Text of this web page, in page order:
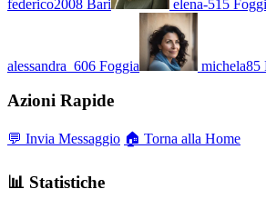
federico2008 Bari elena-515
alessandra_606 Foggia michela85
Azioni Rapide
💬 Invia Messaggio 🏠 Torna alla Home
📊 Statistiche